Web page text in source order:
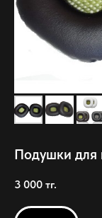
Подушки для
3 000 тг.